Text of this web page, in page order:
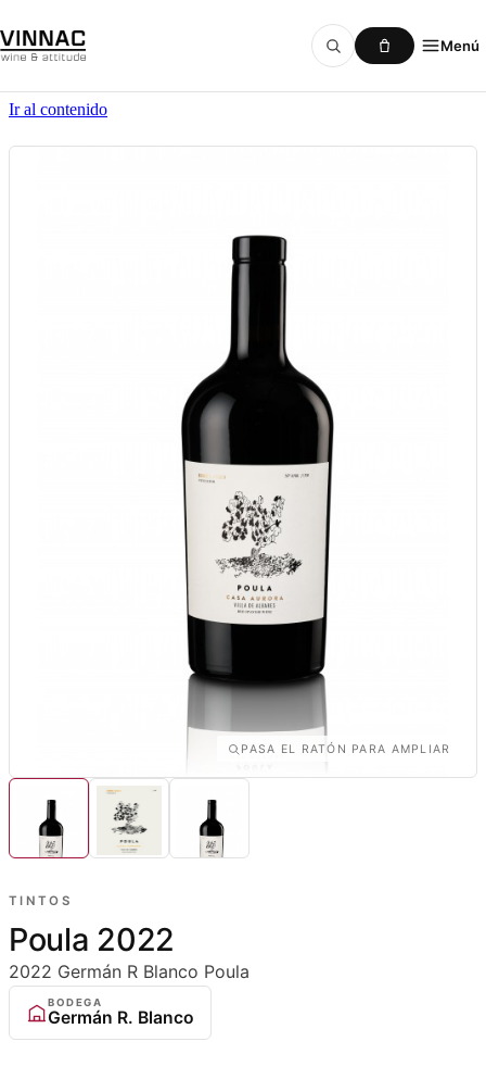
Menú
Ir al contenido
PASA EL RATÓN PARA AMPLIAR
TINTOS
Poula 2022
2022 Germán R Blanco Poula
BODEGA
Germán R. Blanco